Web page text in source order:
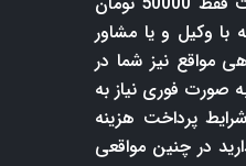
به مدت 5 دقیقه با وکیل و یا مشاور
مواقع نیز شما در
صورت فوری نیاز به
پرداخت هزینه
در چنین مواقعی